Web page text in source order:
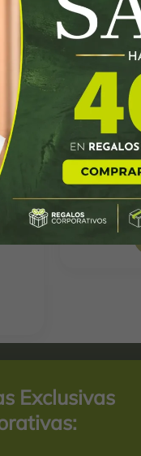
Exclusivas